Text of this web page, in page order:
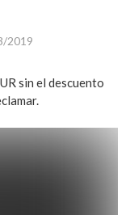
2019
sin el descuento